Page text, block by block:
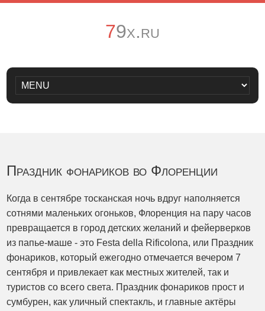
79x.ru
Праздник фонариков во Флоренции
Когда в сентябре тосканская ночь вдруг наполняется
сотнями маленьких огоньков, Флоренция на пару часов
превращается в город детских желаний и фейерверков
из папье-маше - это Festa della Rificolona, или Праздник
фонариков, который ежегодно отмечается вечером 7
сентября и привлекает как местных жителей, так и
туристов со всего света. Праздник фонариков прост и
сумбурен, как уличный спектакль, и главные актёры